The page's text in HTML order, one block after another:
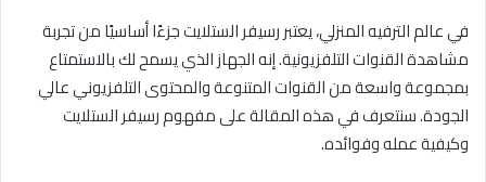
في عالم الترفيه المنزلي، يعتبر رسيفر الستلايت جزءًا أساسيًا من تجربة
مشاهدة القنوات التلفزيونية. إنه الجهاز الذي يسمح لك بالاستمتاع
بمجموعة واسعة من القنوات المتنوعة والمحتوى التلفزيوني عالي
الجودة. سنتعرف في هذه المقالة على مفهوم رسيفر الستلايت
وكيفية عمله وفوائده.